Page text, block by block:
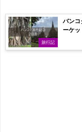
旅行記
バン
ーケ